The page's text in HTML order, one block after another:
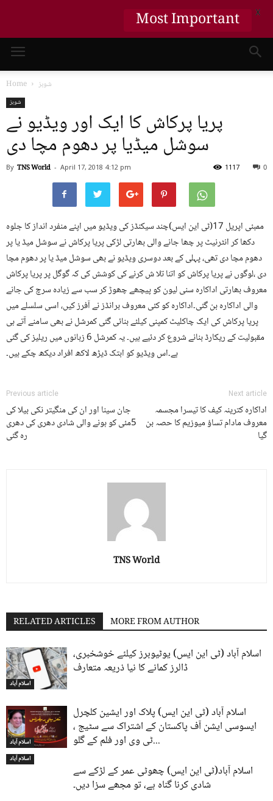
Home شوبز
شوبز
پریا پرکاش کا ایک اور ویڈیو نے
سوشل میڈیا پر دھوم مچا دی
By TNS World - April 17, 2018 4:12 pm 0
1117
ممبئی اپریل 17(ٹی این ایس)چند سیکنڈز کی ویڈیو میں اپنے منفرد انداز کا جلوہ
دکھا کر انٹرنیٹ پر چھا جانے والی بھارتی لڑکی پریا پرکاش نے سوشل میڈ یا پر
دھوم مچا دی تھی، پہلی کے بعد دوسری ویڈیو نے بھی سوشل میڈ یا پر دھوم مچا
دی ،لوگوں نے پریا پرکاش کو اتنا تلا ش کرنے کی کوشش کی کہ گوگل پر پریا پرکاش
معروف بھارتی اداکارہ سنی لیون کو پیچھے چھوڑ کر سب سے زیادہ سرچ کی جانے
والی اداکارہ بن گئی۔اداکارہ کو کئی معروف برانڈز نے آفرز کیں، اسی سلسلے میں
پریا پرکاش کی ایک چاکلیٹ کمپنی کیلئے بنائی گئی کمرشل نے بھی سامنے آتے ہی
مقبولیت کے ریکارڈ بنانے شروع کر دئیے ہیں۔ یہ کمرشل 6 زبانوں میں ریلیز کی گئی
ہے۔اس ویڈیو کو ابتک ڈیڑھ لاکھ افراد دیکھ چکے ہیں۔
Previous article
جان سینا اور ان کی منگیتر نکی بیلا کی
5مئی کو ہونے والی شادی دھری کی دھری
رہ گئی
Next article
اداکارہ کترینہ کیف کا تیسرا مجسمہ
معروف مادام تساؤ میوزیم کا حصہ بن
گیا
TNS World
RELATED ARTICLES MORE FROM AUTHOR
اسلام آباد
اسلام آباد (ٹی این ایس) یوٹیوبرز کیلئے خوشخبری،
ڈالرز کمانے کا نیا ذریعہ متعارف
اسلام آباد
اسلام آباد (ٹی این ایس) پلاک اور ایشین کلچرل
ایسوسی ایشن آف پاکستان کے اشتراک سے سٹیج ،
ٹی وی اور فلم کے گلو...
اسلام آباد
اسلام آباد(ٹی این ایس) چھوٹی عمر کے لڑکے سے
شادی کرنا گناہ ہے، تو مجھے سزا دیں۔
Most Important X